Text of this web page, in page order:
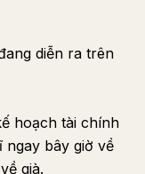
diễn ra trên
hoạch tài chính
ngay bây giờ về
già.